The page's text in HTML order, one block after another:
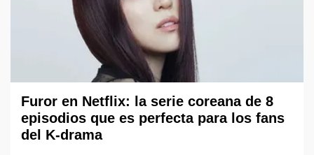
Furor en Netflix: la serie coreana de 8
episodios que es perfecta para los fans
del K-drama